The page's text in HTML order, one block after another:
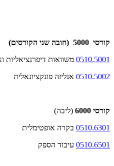
קורסי 5000 (חובה שני הקורסים)
0510.5001 משוואות דיפרנציאליות
0510.5002 אנליזה פונקציונאלית
קורסי 6000
(ליבה)
0510.6301 בקרה אופטימלית
0510.6501 עיבוד הספק